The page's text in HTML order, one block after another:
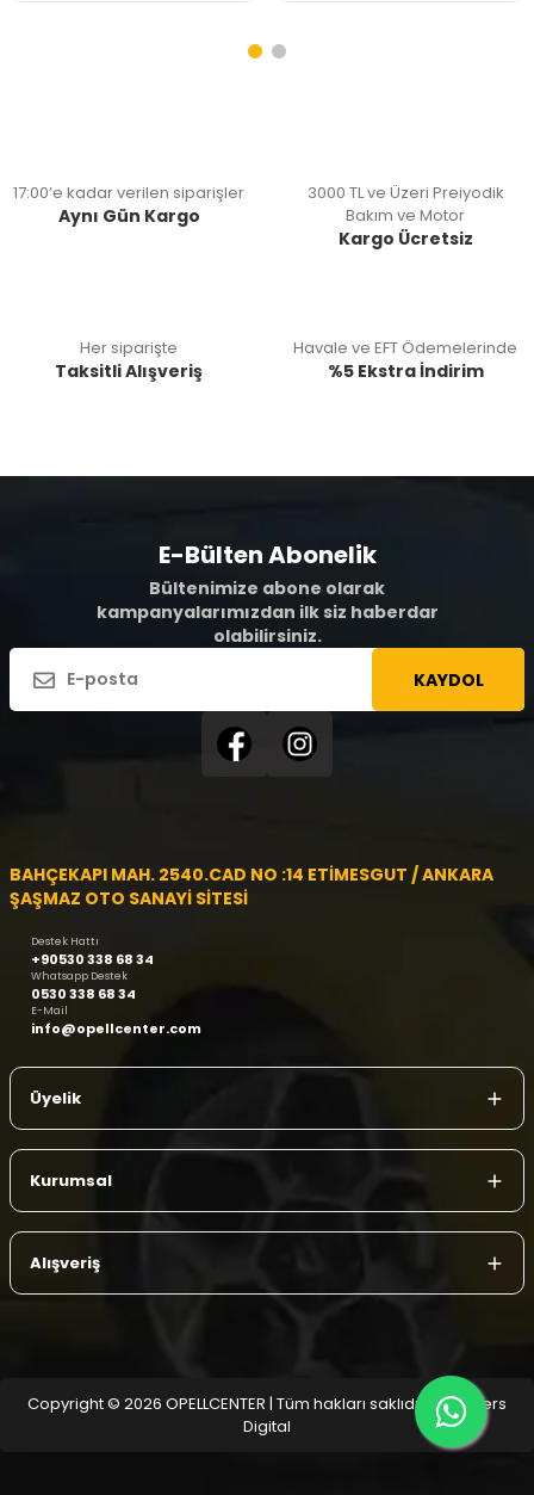
17:00’e kadar verilen siparişler
Aynı Gün Kargo
3000 TL ve Üzeri Preiyodik
Bakım ve Motor
Kargo Ücretsiz
Her siparişte
Taksitli Alışveriş
Havale ve EFT Ödemelerinde
%5 Ekstra İndirim
E-Bülten Abonelik
Bültenimize abone olarak
kampanyalarımızdan ilk siz haberdar
olabilirsiniz.
KAYDOL
BAHÇEKAPI MAH. 2540.CAD NO :14 ETİMESGUT / ANKARA
ŞAŞMAZ OTO SANAYİ SİTESİ
Destek Hattı
+90530 338 68 34
Whatsapp Destek
0530 338 68 34
E-Mail
info@opellcenter.com
Üyelik
Kurumsal
Alışveriş
Copyright © 2026 OPELLCENTER | Tüm hakları saklıdır.
| Reliefers
Digital